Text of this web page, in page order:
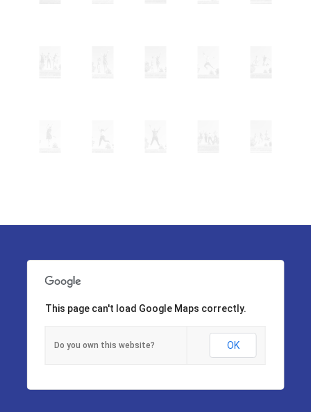
This page can't load Google Maps correctly.
Do you own this website? OK